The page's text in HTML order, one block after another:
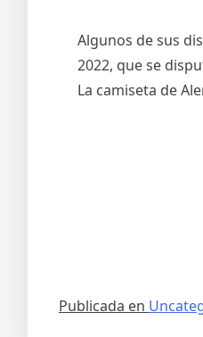
Algunos de sus
2022, que se
La camiseta de
Publicada en